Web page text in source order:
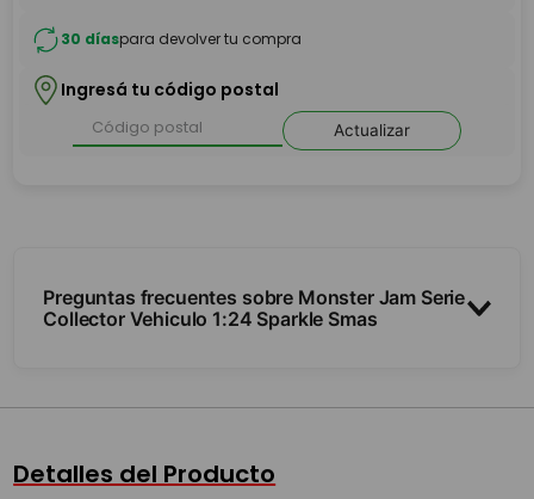
30 díaspara devolver tu compra
Ingresá tu código postal
Actualizar
Preguntas frecuentes sobre Monster Jam Serie
Collector Vehiculo 1:24 Sparkle Smas
Detalles del Producto